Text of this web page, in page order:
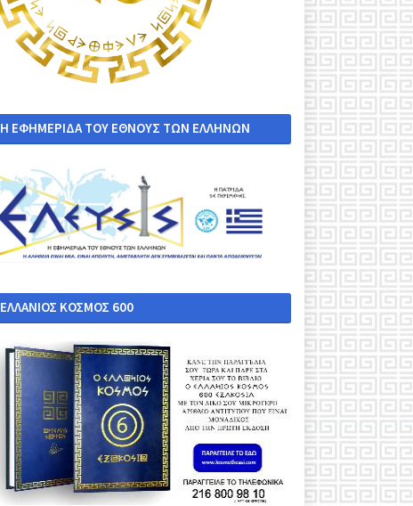
Η ΕΦΗΜΕΡΙΔΑ ΤΟΥ ΕΘΝΟΥΣ ΤΩΝ ΕΛΛΗΝΩΝ
ΕΛΛΑΝΙΟΣ ΚΟΣΜΟΣ 600